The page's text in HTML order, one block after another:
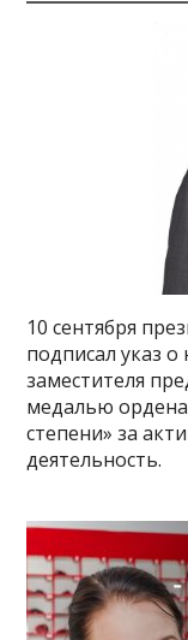
10 сентября
подписал указ
заместителя
медалью ордена
степени» за
деятельность.